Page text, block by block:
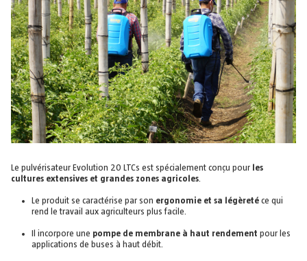
Le pulvérisateur Evolution 20 LTCs est spécialement conçu pour les
cultures extensives et grandes zones agricoles.
Le produit se caractérise par son ergonomie et sa légèreté ce qui
rend le travail aux agriculteurs plus facile.
Il incorpore une pompe de membrane à haut rendement pour les
applications de buses à haut débit.